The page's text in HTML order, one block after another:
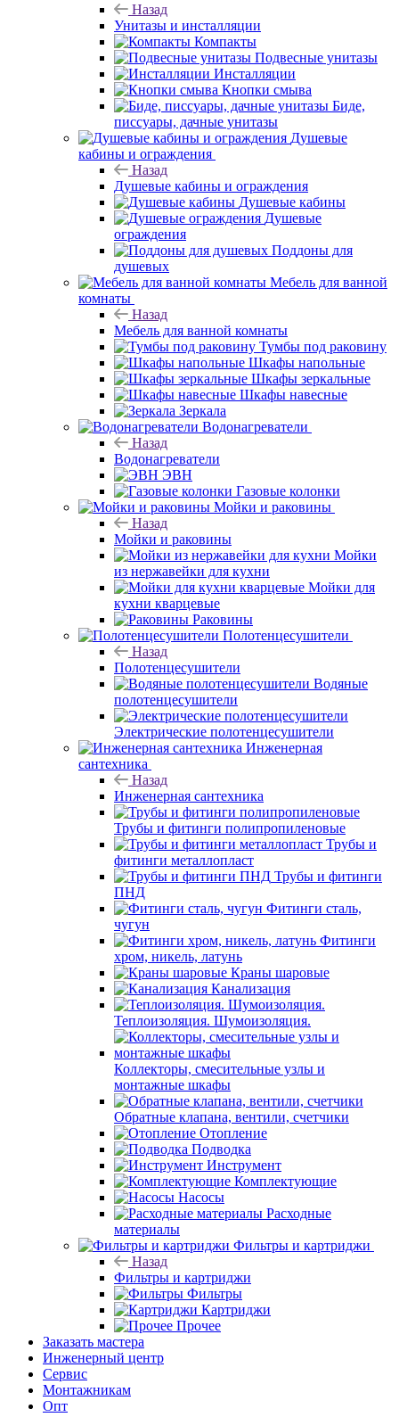
Назад
Унитазы и инсталляции
Компакты
Подвесные унитазы
Инсталляции
Кнопки смыва
Биде,
писсуары, дачные унитазы
Душевые
кабины и ограждения
Назад
Душевые кабины и ограждения
Душевые кабины
Душевые
ограждения
Поддоны для
душевых
Мебель для ванной
комнаты
Назад
Мебель для ванной комнаты
Тумбы под раковину
Шкафы напольные
Шкафы зеркальные
Шкафы навесные
Зеркала
Водонагреватели
Назад
Водонагреватели
ЭВН
Газовые колонки
Мойки и раковины
Назад
Мойки и раковины
Мойки
из нержавейки для кухни
Мойки для
кухни кварцевые
Раковины
Полотенцесушители
Назад
Полотенцесушители
Водяные
полотенцесушители
Электрические полотенцесушители
Инженерная
сантехника
Назад
Инженерная сантехника
Трубы и фитинги полипропиленовые
Трубы и
фитинги металлопласт
Трубы и фитинги
ПНД
Фитинги сталь,
чугун
Фитинги
хром, никель, латунь
Краны шаровые
Канализация
Теплоизоляция. Шумоизоляция.
Коллекторы, смесительные узлы и
монтажные шкафы
Обратные клапана, вентили, счетчики
Отопление
Подводка
Инструмент
Комплектующие
Насосы
Расходные
материалы
Фильтры и картриджи
Назад
Фильтры и картриджи
Фильтры
Картриджи
Прочее
Заказать мастера
Инженерный центр
Сервис
Монтажникам
Опт